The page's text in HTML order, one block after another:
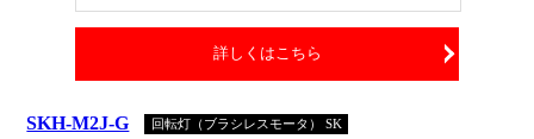
詳しくはこちら
SKH-M2J-G 回転灯（ブラシレスモータ） SK